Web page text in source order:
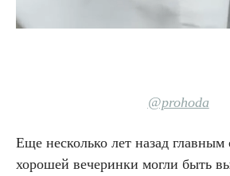
@prohoda
Еще несколько лет назад
хорошей вечеринки могли быть